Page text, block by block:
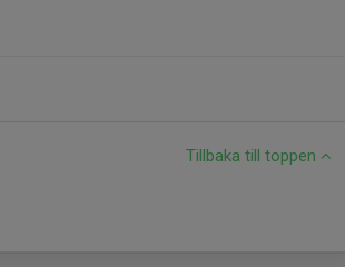
Tillbaka till toppen